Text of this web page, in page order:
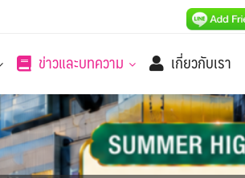
ข่าวและบทความ เกี่ยวกับเรา